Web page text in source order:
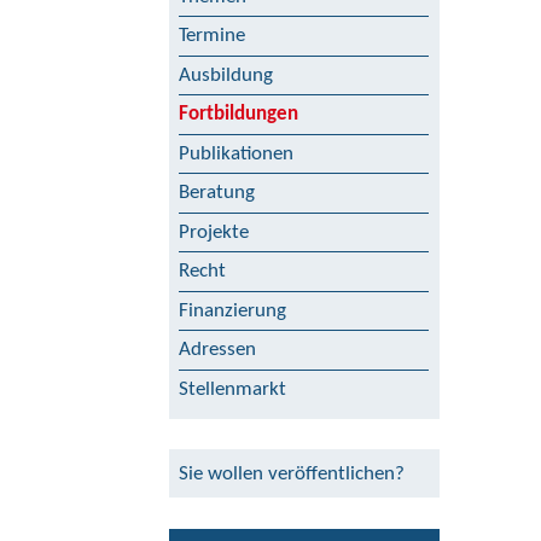
Termine
Ausbildung
Fortbildungen
Publikationen
Beratung
Projekte
Recht
Finanzierung
Adressen
Stellenmarkt
Sie wollen veröffentlichen?